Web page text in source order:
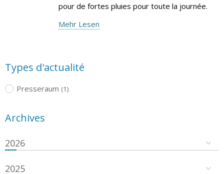
pour de fortes pluies pour toute la journée.
Mehr Lesen
Types d'actualité
Presseraum (1)
Archives
2026
2025